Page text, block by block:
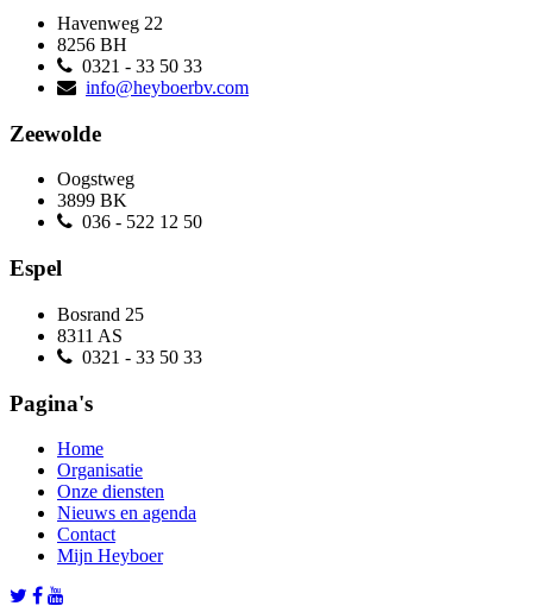
Havenweg 22
8256 BH
0321 - 33 50 33
info@heyboerbv.com
Zeewolde
Oogstweg
3899 BK
036 - 522 12 50
Espel
Bosrand 25
8311 AS
0321 - 33 50 33
Pagina's
Home
Organisatie
Onze diensten
Nieuws en agenda
Contact
Mijn Heyboer